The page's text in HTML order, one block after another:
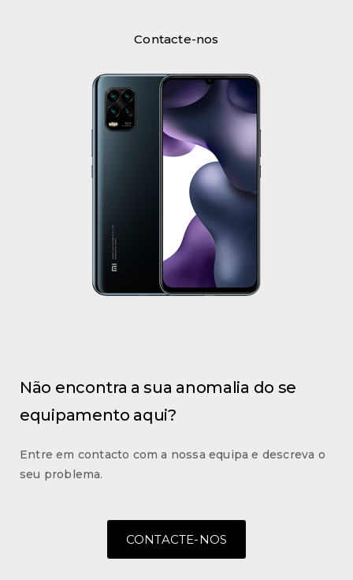
Contacte-nos
Não encontra a sua anomalia do se
equipamento aqui?
Entre em contacto com a nossa equipa e descreva o
seu problema.
CONTACTE-NOS